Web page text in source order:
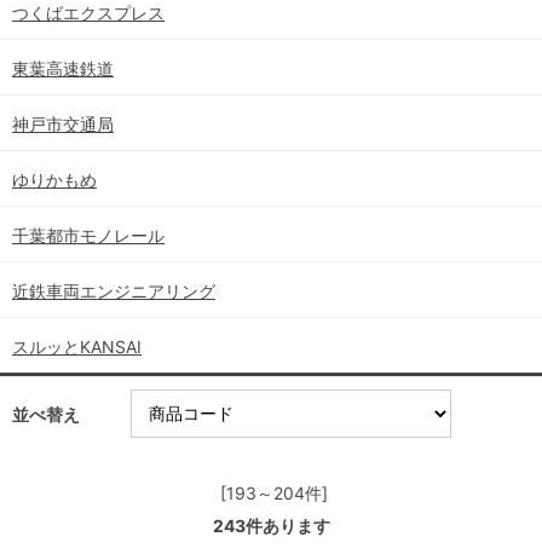
つくばエクスプレス
東葉高速鉄道
神戸市交通局
ゆりかもめ
千葉都市モノレール
近鉄車両エンジニアリング
スルッとKANSAI
並べ替え
[193～204件]
243件あります